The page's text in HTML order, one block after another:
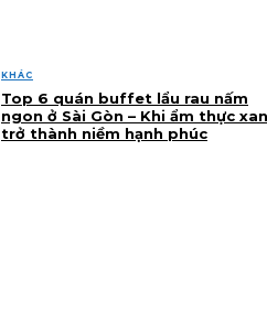
KHÁC
Top 6 quán buffet lẩu rau nấm
ngon ở Sài Gòn – Khi ẩm thực
trở thành niềm hạnh phúc